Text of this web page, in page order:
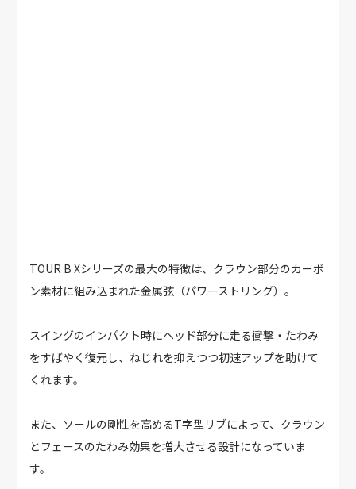
TOUR B Xシリーズの最大の特徴は、クラウン部分のカーボ
ン素材に組み込まれた金属弦（パワーストリング）。
スイングのインパクト時にヘッド部分に走る衝撃・たわみ
をすばやく復元し、ねじれを抑えつつ初速アップを助けて
くれます。
また、ソールの剛性を高めるT字型リブによって、クラウン
とフェースのたわみ効果を増大させる設計になっていま
す。